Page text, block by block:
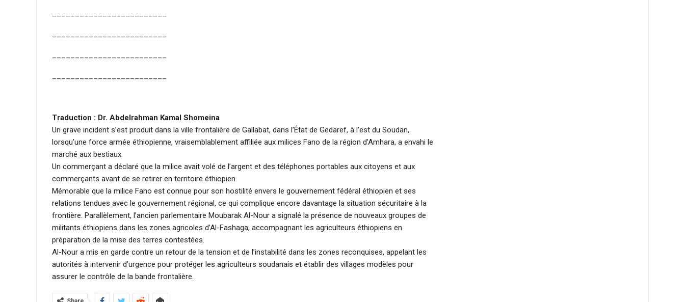
Traduction : Dr. Abdelrahman Kamal Shomeina
Un grave incident s’est produit dans la ville frontalière de Gallabat, dans l’État de Gedaref, à l’est du Soudan,
lorsqu’une force armée éthiopienne, vraisemblablement affiliée aux milices Fano de la région d’Amhara, a envahi le
marché aux bestiaux.
Un commerçant a déclaré que la milice avait volé de l’argent et des téléphones portables aux citoyens et aux
commerçants avant de se retirer en territoire éthiopien.
Mémorable que la milice Fano est connue pour son hostilité envers le gouvernement fédéral éthiopien et ses
relations tendues avec le gouvernement régional, ce qui complique encore davantage la situation sécuritaire à la
frontière. Parallèlement, l’ancien parlementaire Moubarak Al-Nour a signalé la présence de nouveaux groupes de
militants éthiopiens dans les zones agricoles d’Al-Fashaga, accompagnant les agriculteurs éthiopiens en
préparation de la mise des terres contestées.
Al-Nour a mis en garde contre un retour de la tension et de l’instabilité dans les zones reconquises, appelant les
autorités à intervenir d’urgence pour protéger les agriculteurs soudanais et établir des villages modèles pour
assurer le contrôle de la bande frontalière.